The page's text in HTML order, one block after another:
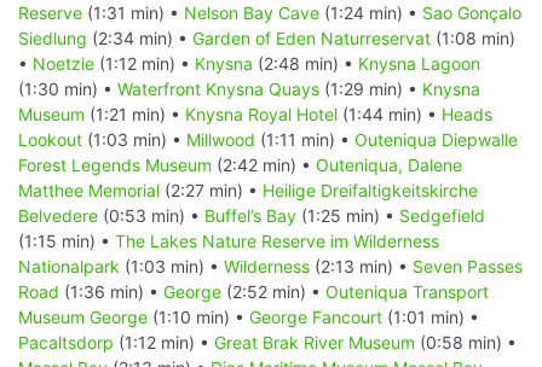
Reserve (1:31 min) • Nelson Bay Cave (1:24 min) • Sao Gonçalo
Siedlung (2:34 min) • Garden of Eden Naturreservat (1:08 min)
• Noetzie (1:12 min) • Knysna (2:48 min) • Knysna Lagoon
(1:30 min) • Waterfront Knysna Quays (1:29 min) • Knysna
Museum (1:21 min) • Knysna Royal Hotel (1:44 min) • Heads
Lookout (1:03 min) • Millwood (1:11 min) • Outeniqua Diepwalle
Forest Legends Museum (2:42 min) • Outeniqua, Dalene
Matthee Memorial (2:27 min) • Heilige Dreifaltigkeitskirche
Belvedere (0:53 min) • Buffel’s Bay (1:25 min) • Sedgefield
(1:15 min) • The Lakes Nature Reserve im Wilderness
Nationalpark (1:03 min) • Wilderness (2:13 min) • Seven Passes
Road (1:36 min) • George (2:52 min) • Outeniqua Transport
Museum George (1:10 min) • George Fancourt (1:01 min) •
Pacaltsdorp (1:12 min) • Great Brak River Museum (0:58 min) •